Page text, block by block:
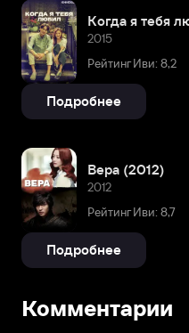
Когда я тебя
2015
Рейтинг Иви: 8,2
Подробнее
Вера (2012)
2012
Рейтинг Иви: 8,7
Подробнее
Комментарии